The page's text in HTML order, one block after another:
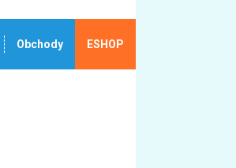
Obchody ESHOP